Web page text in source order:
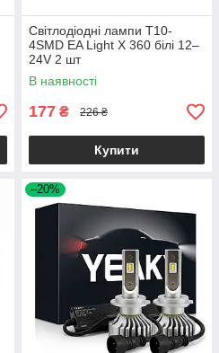
Світлодіодні лампи T10-
4SMD EA Light X 360 білі 12–
24V 2 шт
В наявності
177 ₴ 226 ₴
Купити
–20%